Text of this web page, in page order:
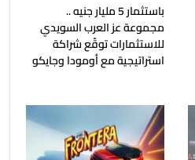
باستثمار 5 مليار جنيه ..
مجموعة عز العرب السويدي
للاستثمارات توقّع شراكة
استراتيجية مع أومودا وجايكو